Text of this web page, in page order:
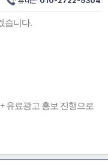
습니다.
유료광고 홍보 진행으로